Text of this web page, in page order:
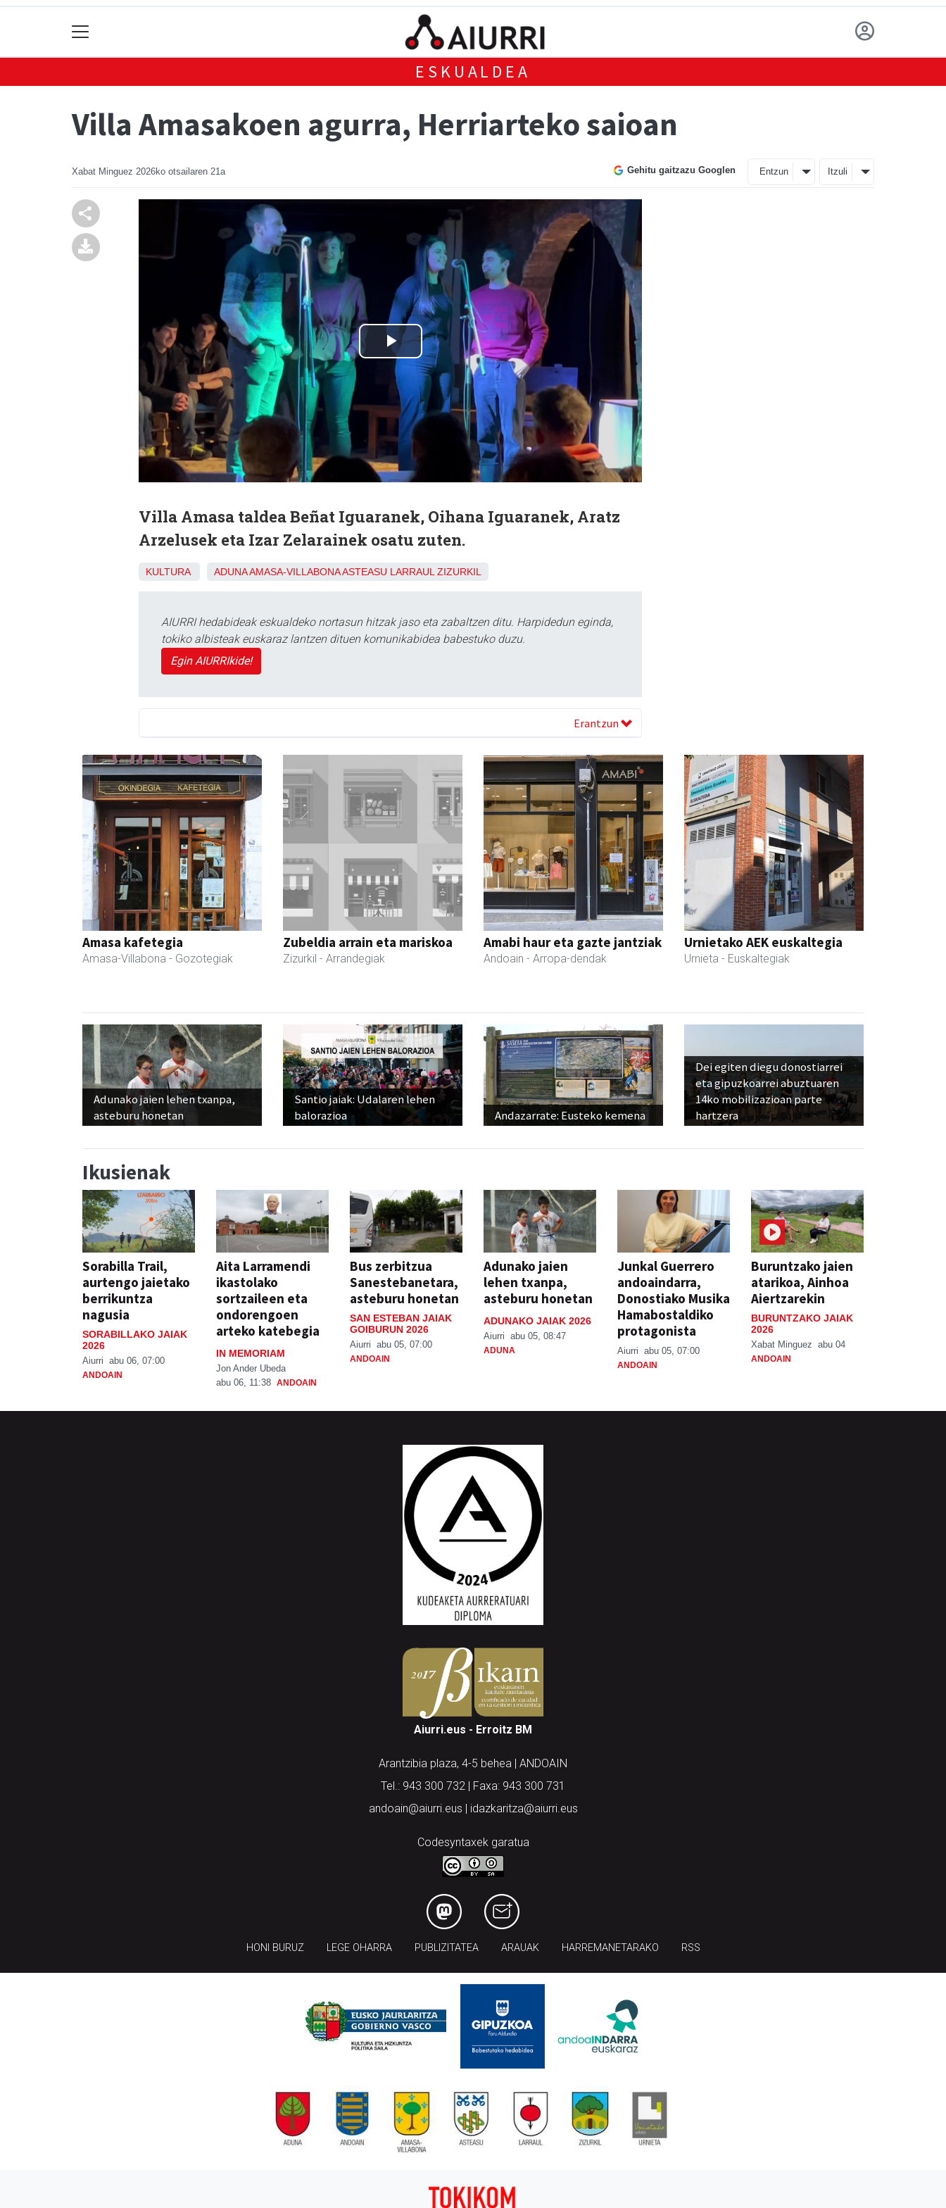
ESKUALDEA
Villa Amasakoen agurra, Herriarteko saioan
Xabat Minguez 2026ko otsailaren 21a Gehitu gaitzazu Googlen Entzun Itzuli
Villa Amasa taldea Beñat Iguaranek, Oihana Iguaranek, Aratz
Arzelusek eta Izar Zelarainek osatu zuten.
KULTURA ADUNAAMASA-VILLABONAASTEASU LARRAUL ZIZURKIL
AIURRI hedabideak eskualdeko nortasun hitzak jaso eta zabaltzen ditu. Harpidedun eginda,
tokiko albisteak euskaraz lantzen dituen komunikabidea babestuko duzu.
Egin AIURRIkide!
Erantzun
Amasa kafetegia
Amasa-Villabona - Gozotegiak
Zubeldia arrain eta mariskoa
Zizurkil - Arrandegiak
Amabi haur eta gazte jantziak
Andoain - Arropa-dendak
Urnietako AEK euskaltegia
Urnieta - Euskaltegiak
Adunako jaien lehen txanpa,
asteburu honetan
Santio jaiak: Udalaren lehen
balorazioa
Andazarrate: Eusteko kemena
Dei egiten diegu donostiarrei
eta gipuzkoarrei abuztuaren
14ko mobilizazioan parte
hartzera
Ikusienak
Sorabilla Trail,
aurtengo jaietako
berrikuntza
nagusia
SORABILLAKO JAIAK
2026
Aiurri abu 06, 07:00
ANDOAIN
Aita Larramendi
ikastolako
sortzaileen eta
ondorengoen
arteko katebegia
IN MEMORIAM
Jon Ander Ubeda
abu 06, 11:38 ANDOAIN
Bus zerbitzua
Sanestebanetara,
asteburu honetan
SAN ESTEBAN JAIAK
GOIBURUN 2026
Aiurri abu 05, 07:00
ANDOAIN
Adunako jaien
lehen txanpa,
asteburu honetan
ADUNAKO JAIAK 2026
Aiurri abu 05, 08:47
ADUNA
Junkal Guerrero
andoaindarra,
Donostiako Musika
Hamabostaldiko
protagonista
Aiurri abu 05, 07:00
ANDOAIN
Buruntzako jaien
atarikoa, Ainhoa
Aiertzarekin
BURUNTZAKO JAIAK
2026
Xabat Minguez abu 04
ANDOAIN
Aiurri.eus - Erroitz BM
Arantzibia plaza, 4-5 behea | ANDOAIN
Tel.: 943 300 732 | Faxa: 943 300 731
andoain@aiurri.eus | idazkaritza@aiurri.eus
Codesyntaxek garatua
HONI BURUZ LEGE OHARRA PUBLIZITATEA ARAUAK HARREMANETARAKO RSS